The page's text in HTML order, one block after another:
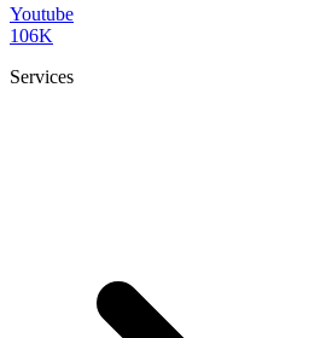
Youtube
106K
Services